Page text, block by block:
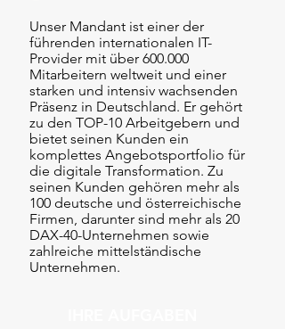
Unser Mandant ist einer der
führenden internationalen IT-
Provider mit über 600.000
Mitarbeitern weltweit und einer
starken und intensiv wachsenden
Präsenz in Deutschland. Er gehört
zu den TOP-10 Arbeitgebern und
bietet seinen Kunden ein
komplettes Angebotsportfolio für
die digitale Transformation. Zu
seinen Kunden gehören mehr als
100 deutsche und österreichische
Firmen, darunter sind mehr als 20
DAX-40-Unternehmen sowie
zahlreiche mittelständische
Unternehmen.